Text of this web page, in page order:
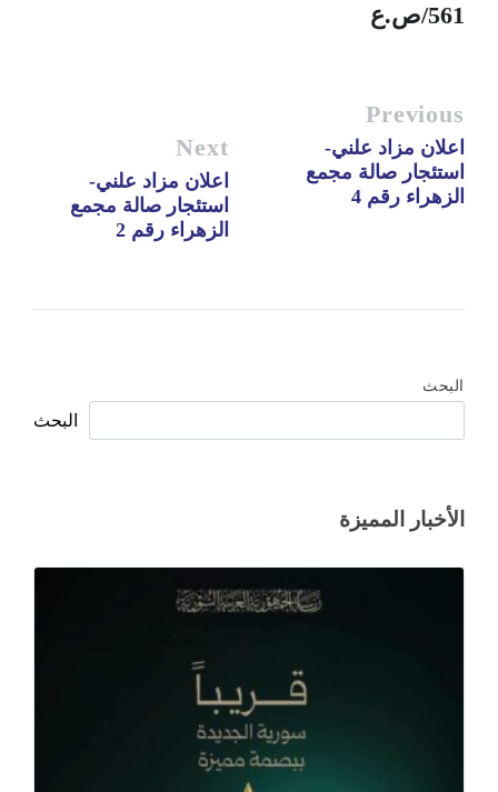
561/ص.ع
Previous
اعلان مزاد علني-
استئجار صالة مجمع
الزهراء رقم 4
Next
اعلان مزاد علني-
استئجار صالة مجمع
الزهراء رقم 2
البحث
البحث
الأخبار المميزة